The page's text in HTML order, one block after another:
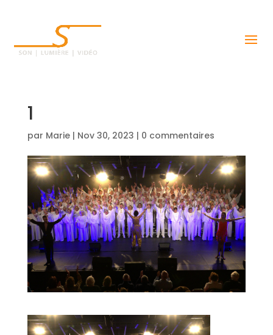
1
par Marie| Nov 30, 2023 | 0 commentaires